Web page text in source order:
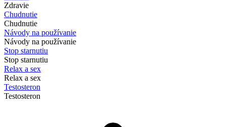
Zdravie
Chudnutie
Chudnutie
Návody na používanie
Návody na používanie
Stop starnutiu
Stop starnutiu
Relax a sex
Relax a sex
Testosteron
Testosteron